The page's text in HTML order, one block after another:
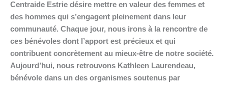
Centraide Estrie désire mettre en valeur des femmes et
des hommes qui s’engagent pleinement dans leur
communauté. Chaque jour, nous irons à la rencontre de
ces bénévoles dont l’apport est précieux et qui
contribuent concrètement au mieux-être de notre société.
Aujourd’hui, nous retrouvons Kathleen Laurendeau,
bénévole dans un des organismes soutenus par